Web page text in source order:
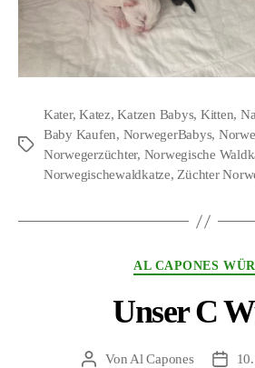
Schlagwörter
Kater,Katez,Katzen Babys, Kitten,
Baby Kaufen, NorwegerBabys,
Norwegerzüchter, Norwegische
Norwegischewaldkatze,Züchter
AL CAPONES
Unser C
Beitragsautor
Von Al Capones